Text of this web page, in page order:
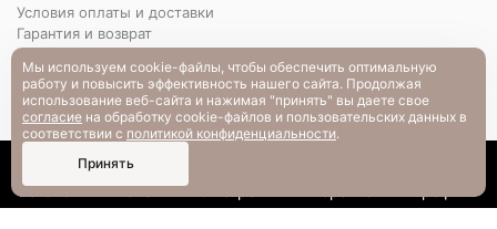
Каталог Поиск
Условия оплаты и доставки
Гарантия и возврат
РАЗМЕРНАЯ СЕТКА
Вопрос-ответ
Мы используем cookie-файлы, чтобы обеспечить оптимальную
работу и повысить эффективность нашего сайта. Продолжая
использование веб-сайта и нажимая "принять" вы даете свое
согласие на обработку cookie-файлов и пользовательских данных в
соответствии с политикой конфиденциальности.
Принять